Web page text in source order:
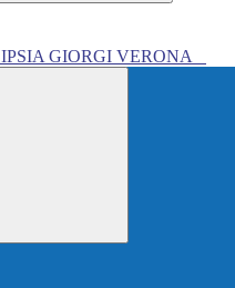
IPSIA GIORGI VERONA